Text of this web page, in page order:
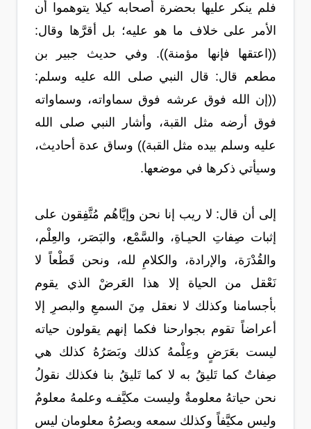
فلم ينكر عليها بحضرة أصحابه كيلا يتوهموا أن
الأمر على خلاف ما هو عليه؛ بل أقرَّها وقال:
((اعتقها فإنها مؤمنة)). وفي حديث جبير بن
مطعم قال: قال النبي صلى الله عليه وسلم:
((إن الله فوق عرشه فوق سماواته، وسماواته
فوق أرضه مثل القبة، وأشار النبي صلى الله
عليه وسلم بيده مثل القبة)) وساق عدة أحاديث،
وسيأتي ذكرها في موضعها.
إلى أن قال: لا ريب إنا نحن وإيَّاهُم مُتَّفِقون على
إثبات صِفاتِ الحيـاةِ، والسَّمْع، والبَصَر، والعِلْم،
والقُدْرَة، والإرادة، والكلامِ لله، ونحن قَطْعاً لا
نَعْقل من الحياة إلا هذا العَرضْ الذي يقوم
بأجسامنا وكذلك لا نعقل مِنَ السمعِ والبصرِ إلا
أعراضاً تقوم بجوارحنا فكما إنهم يقولون حياته
ليست بعَرَضٍ وعِلْمهُ كذلك وبَصَرُهُ كذلك هي
صِفاتٌ كما تَليقُ به لا كما تَليقُ بنا فكذلك نقولُ
نحن حياتهُ معلومةٌ وليست مكيَّفـه وعلمهُ معلومٌ
وليس مكيَّفاً وكذلك سمعه وبصرُهُ معلومان ليس